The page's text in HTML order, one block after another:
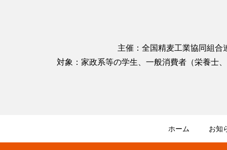
主催：全国精麦工業協同組合
対象：家政系等の学生、一般消費者（栄養士
ホーム お知